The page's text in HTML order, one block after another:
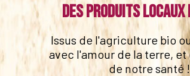
Des produits
Issus de l'agriculture bio
avec l'amour de la terre,
de notre santé !